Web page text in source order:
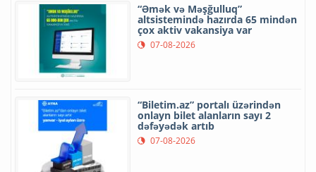
“Əmək və Məşğulluq”
altsistemində hazırda 65 mindən
çox aktiv vakansiya var
07-08-2026
“Biletim.az” portalı üzərindən
onlayn bilet alanların sayı 2
dəfəyədək artıb
07-08-2026